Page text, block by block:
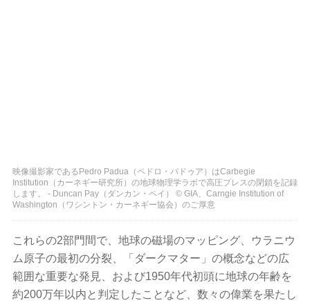
映像撮影家であるPedro Padua（ペドロ・パドゥア）はCarbegie
Institution（カーネギー研究所）の地球物理学ラボで高圧プレスの閉鎖を記録
します。 - Duncan Pay（ダンカン・ペイ） © GIA、Carngie Institution of
Washington（ワシントン・カーネギー協会）のご厚意
これらの2部門間で、地球の磁場のマッピング、ウラニウ
ム原子の最初の分裂、「ダークマター」の概念などの広
範囲な重要な発見、および1950年代初頭に地球の年齢を
約200万年以内と判定したことなど、数々の偉業を果たし